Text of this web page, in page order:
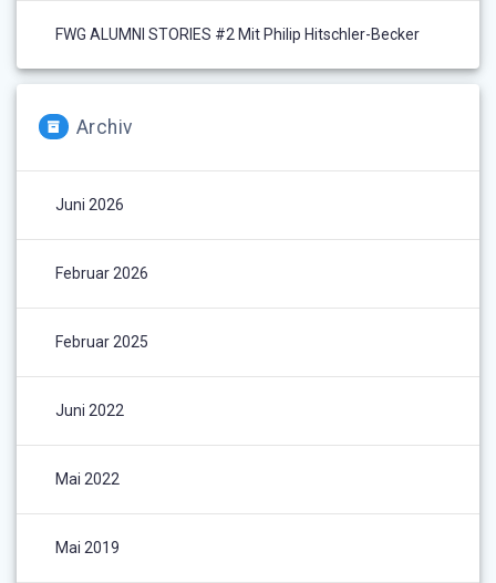
FWG ALUMNI STORIES #2 Mit Philip Hitschler-Becker
Archiv
Juni 2026
Februar 2026
Februar 2025
Juni 2022
Mai 2022
Mai 2019